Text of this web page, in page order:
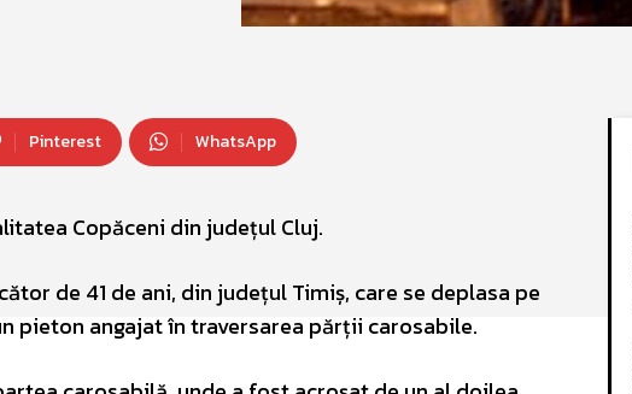
Pinterest WhatsApp
Copăceni din județul Cluj.
de 41 de ani, din județul Timiș, care se deplasa pe
pieton angajat în traversarea părții carosabile.